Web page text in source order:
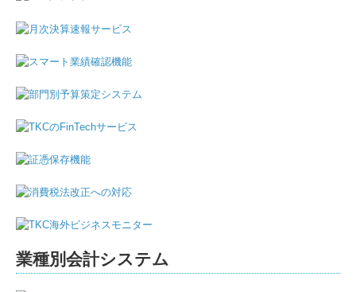
お知らせ
事務所通信
事務所通信バックナンバー
お問い合わせ
プライバシーポリシー
業種別会計システム